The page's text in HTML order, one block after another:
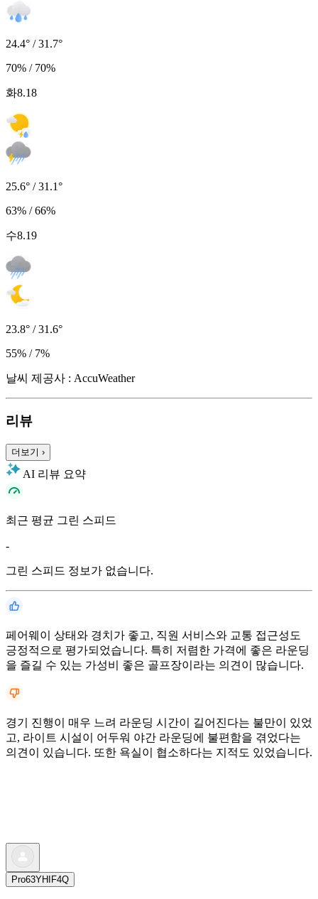
24.4° / 31.7°
70% / 70%
화8.18
25.6° / 31.1°
63% / 66%
수8.19
23.8° / 31.6°
55% / 7%
날씨 제공사 : AccuWeather
리뷰
더보기 ›
AI 리뷰 요약
최근 평균 그린 스피드
-
그린 스피드 정보가 없습니다.
페어웨이 상태와 경치가 좋고, 직원 서비스와 교통 접근성도
긍정적으로 평가되었습니다. 특히 저렴한 가격에 좋은 라운딩
을 즐길 수 있는 가성비 좋은 골프장이라는 의견이 많습니다.
경기 진행이 매우 느려 라운딩 시간이 길어진다는 불만이 있었
고, 라이트 시설이 어두워 야간 라운딩에 불편함을 겪었다는
의견이 있습니다. 또한 욕실이 협소하다는 지적도 있었습니다.
Pro63YHIF4Q